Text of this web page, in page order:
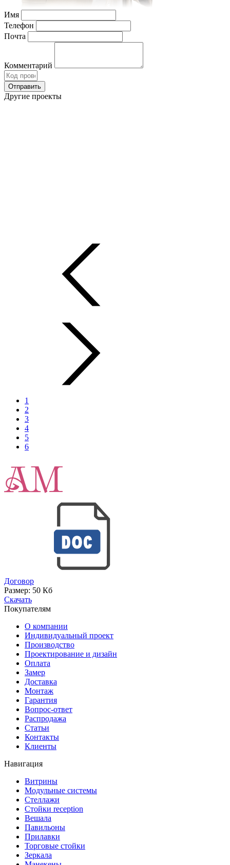
Имя
Телефон
Почта
Комментарий
Другие проекты
1
2
3
4
5
6
Договор
Размер: 50 Кб
Скачать
Покупателям
О компании
Индивидуальный проект
Производство
Проектирование и дизайн
Оплата
Замер
Доставка
Монтаж
Гарантия
Вопрос-ответ
Распродажа
Статьи
Контакты
Клиенты
Навигация
Витрины
Модульные системы
Стеллажи
Стойки reception
Вешала
Павильоны
Прилавки
Торговые стойки
Зеркала